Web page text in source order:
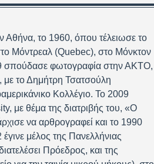
το 1960, όπου τέλειωσε το
Μόντρεαλ (Quebec), στο Μόνκτον
σπούδασε φωτογραφία στην ΑΚΤΟ,
με το Δημήτρη Τσατσούλη
Κολλέγιο. Το 2009
με θέμα της διατριβής του, «Ο
να αρθρογραφεί και το 1990
μέλος της Πανελλήνιας
Πρόεδρος, και της